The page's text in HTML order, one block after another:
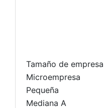
Tamaño de empresa
Microempresa
Pequeña
Mediana A